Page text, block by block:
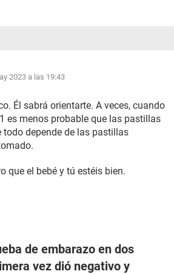
2023 a las 19:43
Él sabrá orientarte. A veces, cuando
es menos probable que las pastillas
depende de las pastillas
que el bebé y tú estéis bien.
de embarazo en dos
vez dió negativo y